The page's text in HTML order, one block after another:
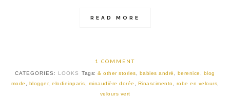
READ MORE
1 COMMENT
CATEGORIES: LOOKS Tags:& other stories, babies andré , berenice , blog
mode , blogger, elodieinparis, minaudière dorée , Rinascimento, robe en velours,
velours vert